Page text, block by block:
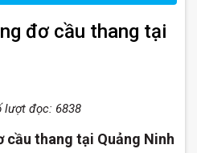
n
i
đơ cầu thang tại
lượt đọc: 6838
cầu thang tại Quảng Ninh